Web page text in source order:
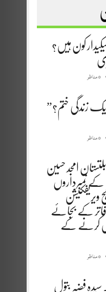
کون ہیں؟
0مناظر
زندگی ختم؟”
0مناظر
امجد حسین
نمبرداروں
ویریفکیشن
دفاتر کے بجائے
کرنے کے
0مناظر
فضہ بتول